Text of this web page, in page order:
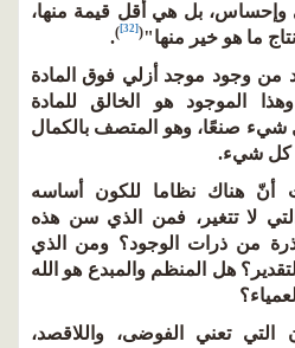
وإحساس، بل هي أقل قيمة منها،
ما هو خير منها"(
[32]
)
.
من وجود موجد أزلي فوق المادة
وهذا الموجود هو الخالق للمادة
شيء صنعًا، وهو المتصف بالكمال
كل شيء.
أنّ هناك نظاما للكون أساسه
التي لا تتغير، فمن الذي سن هذه
ذرة من ذرات الوجود؟ ومن الذي
هل المنظم والمبدع هو الله
تعني الفوضى، واللاقصد،